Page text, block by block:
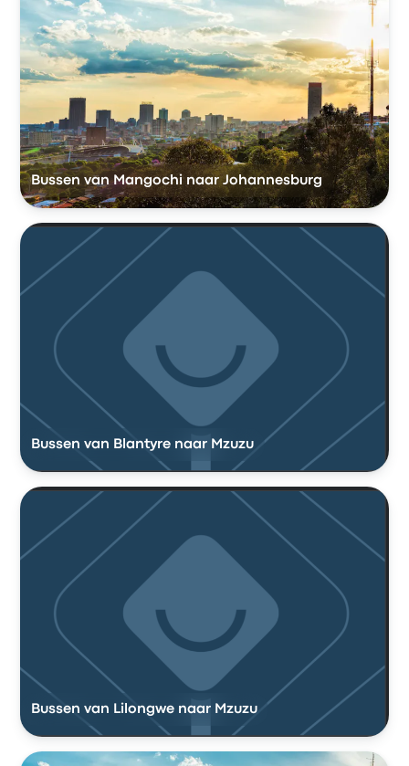
Bussen van Mangochi naar Johannesburg
Bussen van Blantyre naar Mzuzu
Bussen van Lilongwe naar Mzuzu